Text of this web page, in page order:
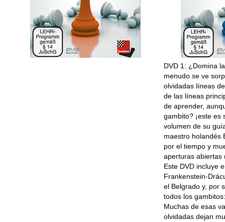
DVD 1: ¿Domina
menudo se ve
olvidadas líneas
de las líneas
de aprender,
gambito? ¡este es
volumen de su
maestro holandés
por el tiempo y
aperturas abiertas
Este DVD incluye
Frankenstein-
el Belgrado y, por
todos los
Muchas de esas
olvidadas dejan